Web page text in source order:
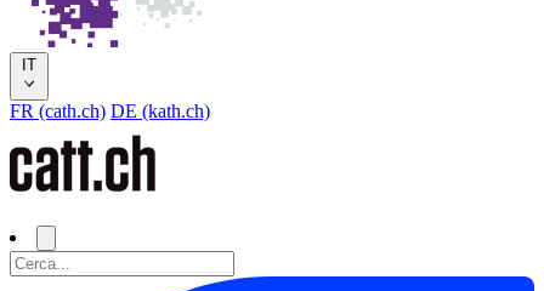
IT
FR (cath.ch) DE (kath.ch)